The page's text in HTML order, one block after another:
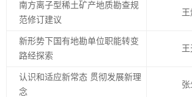
南方离子型稀土矿产地质勘查规
范修订建议
新形势下国有地勘单位职能转变
路经探索
认识和适应新常态 贯彻发展新理
念
张